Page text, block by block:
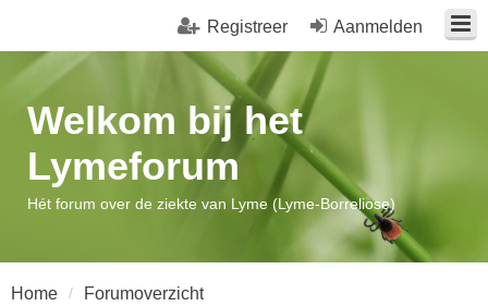
Aanmelden
Registreer
Welkom bij het
Lymeforum
Hét forum over de ziekte van Lyme (Lyme-Borreliose)
Home Forumoverzicht